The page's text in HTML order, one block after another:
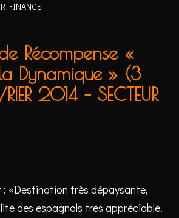
FINANCE
Dynamique » (3
2014 – SECTEUR
: «Destination très dépaysante,
des espagnols très appréciable.